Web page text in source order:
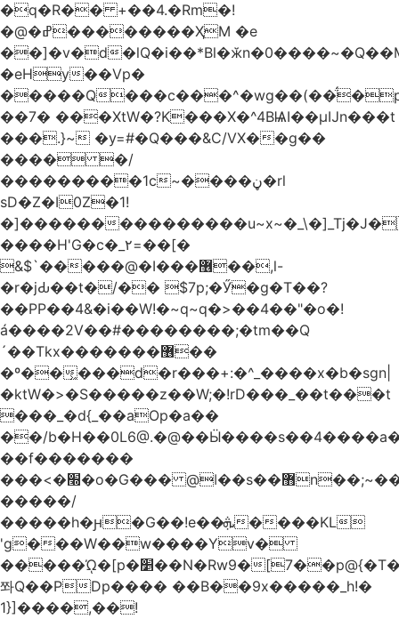
�q�R�� +��4.�Rm�!
�@�ߝ��������ҲM �e
̎��]�v�d
�eHy��Vp�
�����Q
��7� ���XtW�?K���X�^4BѨI��μĲn���t
���.}~ �y=#�Q���&C/VX��g��
���� �/
���������1c~����ڼ�rl
sD�Z�I0Z�1!
�]������
����H'G�c�_٢=��[�
&$`�����@�Ӏ���޶��,l-
�r�jԂ��t�/�� $7p;�Ӳ�g�T��?
��PP��4&�i��W!�~q~q�>��4��"�o�!
á����2V��#�� ������;�tm��Q
´��Tkx�������޶��
�º��͖���d�r���+:�^_����x�b�sgn|
�ktW�>�S�����z��W;�!rD���_��t���t
���_�d{_��aOp�a��
��/
��f�������
���<�׭�o�G��� @ǀ��s��޻n��;~��3R�˿�^r���iV��I $������#�Lы�����d�����E}
�����/
�����h�ԩ�G��!e��ܞ����KL
'g���W��w����Yv�
�����ᾨ�[p�׵��N�Rw9�[7��p@{�T��o�P"�t�U<y�
쫘Q��PDp���� ��B��9x�����_h!�
1}]����,��!